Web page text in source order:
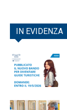
IN EVIDENZA